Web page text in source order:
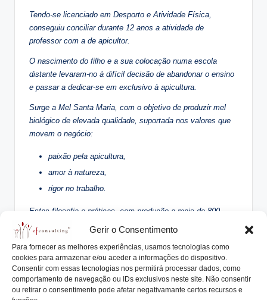
Gerir o Consentimento
Para fornecer as melhores experiências, usamos tecnologias como
cookies para armazenar e/ou aceder a informações do dispositivo.
Consentir com essas tecnologias nos permitirá processar dados, como
comportamento de navegação ou IDs exclusivos neste site. Não consentir
ou retirar o consentimento pode afetar negativamante certos recursos e
Tendo-se licenciado em Desporto e Atividade Física,
conseguiu conciliar durante 12 anos a atividade de
professor com a de apicultor.
O nascimento do filho e a sua colocação numa escola
distante levaram-no à difícil decisão de abandonar o ensino
e passar a dedicar-se em exclusivo à apicultura.
Surge a Mel Santa Maria, com o objetivo de produzir mel
biológico de elevada qualidade, suportada nos valores que
movem o negócio:
paixão pela apicultura,
amor à natureza,
rigor no trabalho.
Estas filosofia e práticas, com produção a mais de 800
metros de altitude, aparecem reconhecidas em diversos
prémios de prata e ouro e impacto positivo na divulgação e
posicionamento da marca.
As mais de 1.000 colmeias e a valia do produto permitem-
lhe exportar cerca de 90% das 20 toneladas de mel
produzidas.